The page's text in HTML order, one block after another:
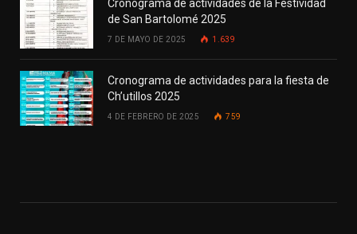
Cronograma de actividades de la Festividad
de San Bartolomé 2025
7 DE MAYO DE 2025 1.639
Cronograma de actividades para la fiesta de
Ch’utillos 2025
4 DE FEBRERO DE 2025 759